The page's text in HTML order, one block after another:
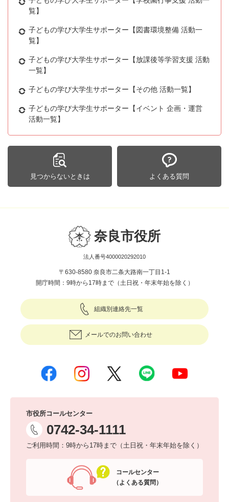
覧】
子どもの学び大学生サポーター【図書環境整備 活動一
覧】
子どもの学び大学生サポーター【放課後等学習支援 活動
一覧】
子どもの学び大学生サポーター【その他 活動一覧】
子どもの学び大学生サポーター【イベント 企画・運営
活動一覧】
見つからないときは よくある質問
奈良市役所
法人番号4000020292010
〒630-8580 奈良市二条大路南一丁目1-1
開庁時間：9時から17時まで（土日祝・年末年始を除く）
組織別連絡先一覧
メールでのお問い合わせ
市役所コールセンター
0742-34-1111
ご利用時間：9時から17時まで（土日祝・年末年始を除く）
コールセンター
（よくある質問）